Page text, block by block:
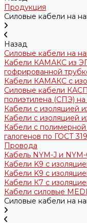
Продукция
Силовые кабели на
Назад
Силовые кабели на
Кабели КАМАКС из
гофрированной
Кабели КАМАКС с
Силовые кабели
полиэтилена (СПЭ)
Кабели с изоляцией
Кабели с изоляцией
Кабели с
галогенов по ГОСТ
Провода
Кабель NYM-J и NYM-
Кабели K9 с
Кабели K9 с
Кабели К7 с
Кабели силовые
Силовые кабели на